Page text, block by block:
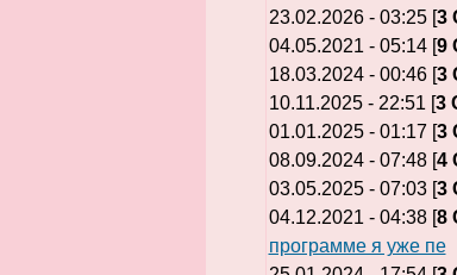
23.02.2026 - 03:25 [3
04.05.2021 - 05:14 [9
18.03.2024 - 00:46 [3
10.11.2025 - 22:51 [3
01.01.2025 - 01:17 [3
08.09.2024 - 07:48 [4
03.05.2025 - 07:03 [3
04.12.2021 - 04:38 [8
программе я уже пе